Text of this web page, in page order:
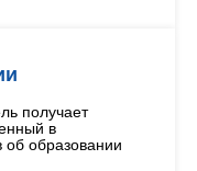
получает
в
образовании